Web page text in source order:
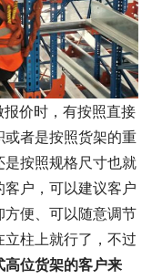
价时，有按照直接
者是按照货架的重
按照规格尺寸也就
户，可以建议客户
方便、可以随意调节
柱上就行了，不过
位货架的客户来